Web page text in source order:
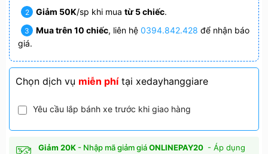
Giảm 50K/sp khi mua từ 5 chiếc.
Mua trên 10 chiếc, liên hệ 0394.842.428 để nhận báo
giá.
Chọn dịch vụ miễn phítại xedayhanggiare
Yêu cầu lắp bánh xe trước khi giao hàng
Giảm 20K - Nhập mã giảm giáONLINEPAY20 - Áp dụng